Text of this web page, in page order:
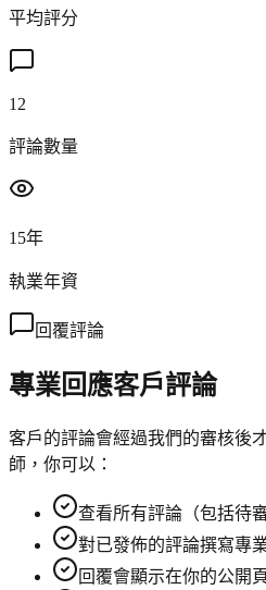
平均評分
12
評論數量
15年
執業年資
回覆評論
專業回應客戶評論
客戶的評論會經過我們的審核後
師，你可以：
查看所有評論（包括待
對已發佈的評論撰寫專
回覆會顯示在你的公開